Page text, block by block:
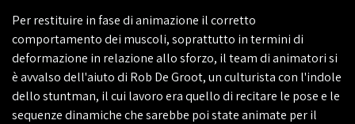
Per restituire in fase di animazione il corretto
comportamento dei muscoli, soprattutto in termini di
deformazione in relazione allo sforzo, il team di animatori si
è avvalso dell'aiuto di Rob De Groot, un culturista con l'indole
dello stuntman, il cui lavoro era quello di recitare le pose e le
sequenze dinamiche che sarebbe poi state animate per il